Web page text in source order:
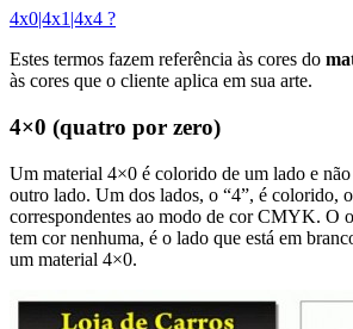
4x0|4x1|4x4 ?
Estes termos fazem referência às cores do
às cores que o cliente aplica em sua arte.
4×0 (quatro por zero)
Um material 4×0 é colorido de um lado e
outro lado. Um dos lados, o “4”, é colorido,
correspondentes ao modo de cor CMYK. O
tem cor nenhuma, é o lado que está em
um material 4×0.